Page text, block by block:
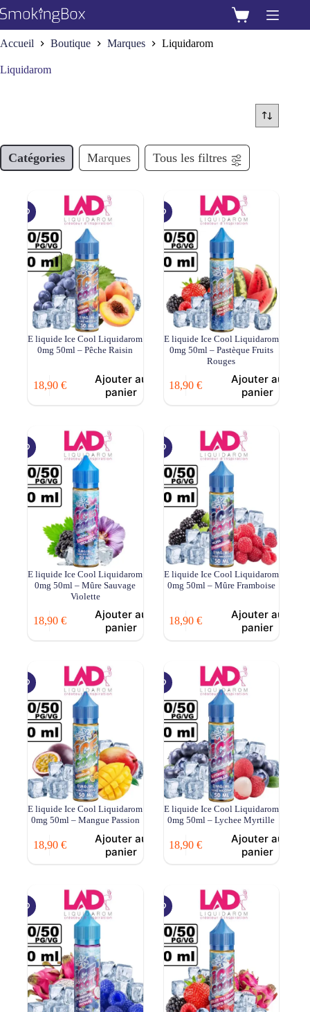
Passer
au
contenu
Panier
d’achat
Accueil
Boutique Marques Liquidarom
Liquidarom
Catégories Marques Tous les filtres
E liquide Ice Cool Liquidarom
0mg 50ml – Pêche Raisin
18,90 €
Ajouter au
panier
E liquide Ice Cool Liquidarom
0mg 50ml – Pastèque Fruits
Rouges
18,90€
Ajouter au
panier
E liquide Ice Cool Liquidarom
0mg 50ml – Mûre Sauvage
Violette
18,90 €
Ajouter au
panier
E liquide Ice Cool Liquidarom
0mg 50ml – Mûre Framboise
18,90€
Ajouter au
panier
E liquide Ice Cool Liquidarom
0mg 50ml – Mangue Passion
18,90 €
Ajouter au
panier
E liquide Ice Cool Liquidarom
0mg 50ml – Lychee Myrtille
18,90€
Ajouter au
panier